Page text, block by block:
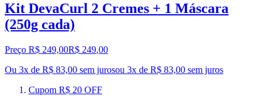
Kit DevaCurl 2 Cremes + 1 Máscara
(250g cada)
Preço R$ 249,00R$ 249,00
Ou 3x de R$ 83,00 sem jurosou 3x de R$ 83,00 sem juros
Cupom R$ 20 OFF